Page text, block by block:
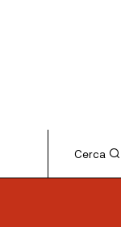
Cerca